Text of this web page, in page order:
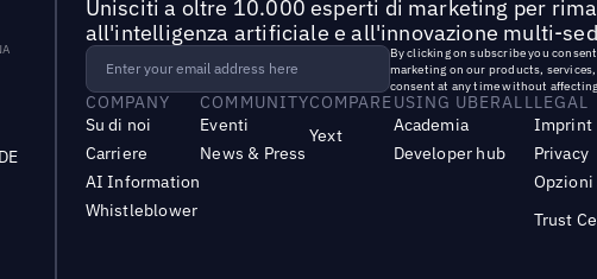
Unisciti a oltre 10.000 esperti di marketing per
all'intelligenza artificiale e all'innovazione multi-
By clicking on subscribe you
marketing on our products,
consent at any time without
COMPANY
Su di noi
Carriere
AI Information
Whistleblower
COMMUNITY
Eventi
News & Press
COMPARE
Yext
USING UBERALL
Academia
Developer hub
LEGAL
Imprint
Privacy
Trust